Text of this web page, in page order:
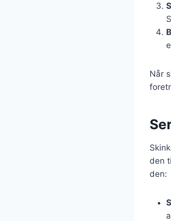
Når
den
den: